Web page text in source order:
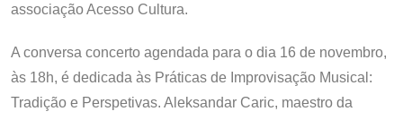
associação Acesso Cultura.
A conversa concerto agendada para o dia 16 de novembro,
às 18h, é dedicada às Práticas de Improvisação Musical:
Tradição e Perspetivas. Aleksandar Caric, maestro da